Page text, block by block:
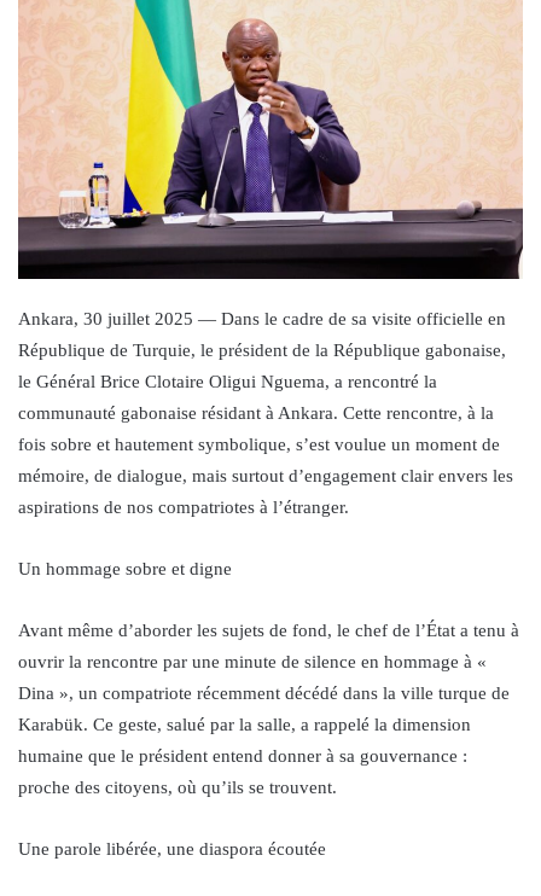
Ankara, 30 juillet 2025 — Dans le cadre de sa visite officielle en
République de Turquie, le président de la République gabonaise,
le Général Brice Clotaire Oligui Nguema, a rencontré la
communauté gabonaise résidant à Ankara. Cette rencontre, à la
fois sobre et hautement symbolique, s’est voulue un moment de
mémoire, de dialogue, mais surtout d’engagement clair envers les
aspirations de nos compatriotes à l’étranger.
Un hommage sobre et digne
Avant même d’aborder les sujets de fond, le chef de l’État a tenu à
ouvrir la rencontre par une minute de silence en hommage à «
Dina », un compatriote récemment décédé dans la ville turque de
Karabük. Ce geste, salué par la salle, a rappelé la dimension
humaine que le président entend donner à sa gouvernance :
proche des citoyens, où qu’ils se trouvent.
Une parole libérée, une diaspora écoutée